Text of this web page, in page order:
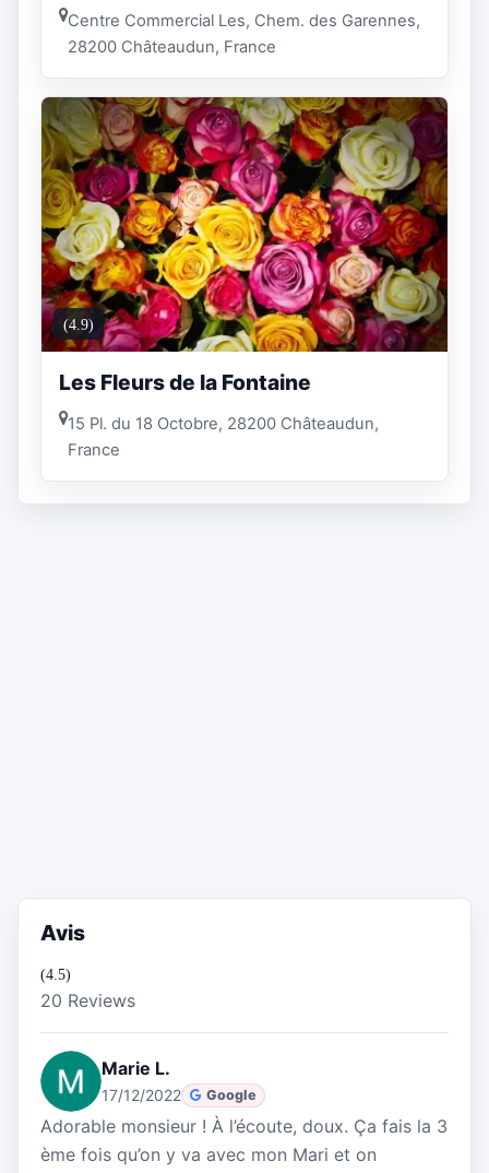
Centre Commercial Les, Chem. des Garennes,
28200 Châteaudun, France
(4.9)
Les Fleurs de la Fontaine
15 Pl. du 18 Octobre, 28200 Châteaudun,
France
Avis
(4.5)
20 Reviews
Marie L.
17/12/2022 Google
Adorable monsieur ! À l’écoute, doux. Ça fais la 3
ème fois qu’on y va avec mon Mari et on